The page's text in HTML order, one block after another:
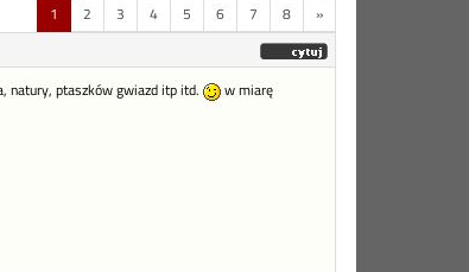
1 2 3 4 5 6 7 8 »
natury, ptaszków gwiazd itp itd.
w miarę